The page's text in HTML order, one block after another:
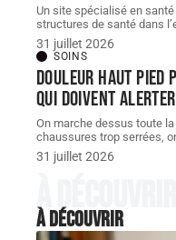
Un site spécialisé en
structures de santé dans
31 juillet 2026
SOINS
Douleur haut pied
qui doivent alerter
On marche dessus toute
chaussures trop serrées,
31 juillet 2026
À découvrir
À découvrir